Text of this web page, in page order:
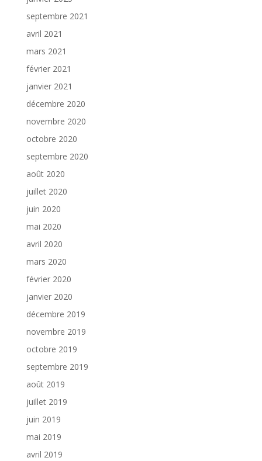
septembre 2021
avril 2021
mars 2021
février 2021
janvier 2021
décembre 2020
novembre 2020
octobre 2020
septembre 2020
août 2020
juillet 2020
juin 2020
mai 2020
avril 2020
mars 2020
février 2020
janvier 2020
décembre 2019
novembre 2019
octobre 2019
septembre 2019
août 2019
juillet 2019
juin 2019
mai 2019
avril 2019